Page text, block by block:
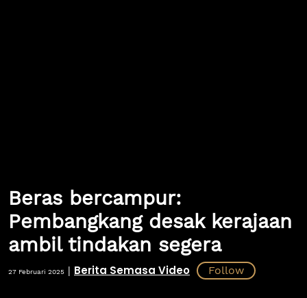
Beras bercampur:
Pembangkang desak kerajaan
ambil tindakan segera
27 Februari 2025 | Berita Semasa Video